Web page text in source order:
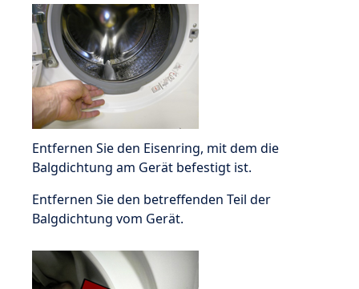
Entfernen Sie den Eisenring, mit dem die
Balgdichtung am Gerät befestigt ist.
Entfernen Sie den betreffenden Teil der
Balgdichtung vom Gerät.